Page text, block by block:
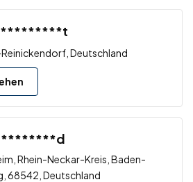
Deutschland
Rhein-Neckar-Kreis, Baden-
68542, Deutschland